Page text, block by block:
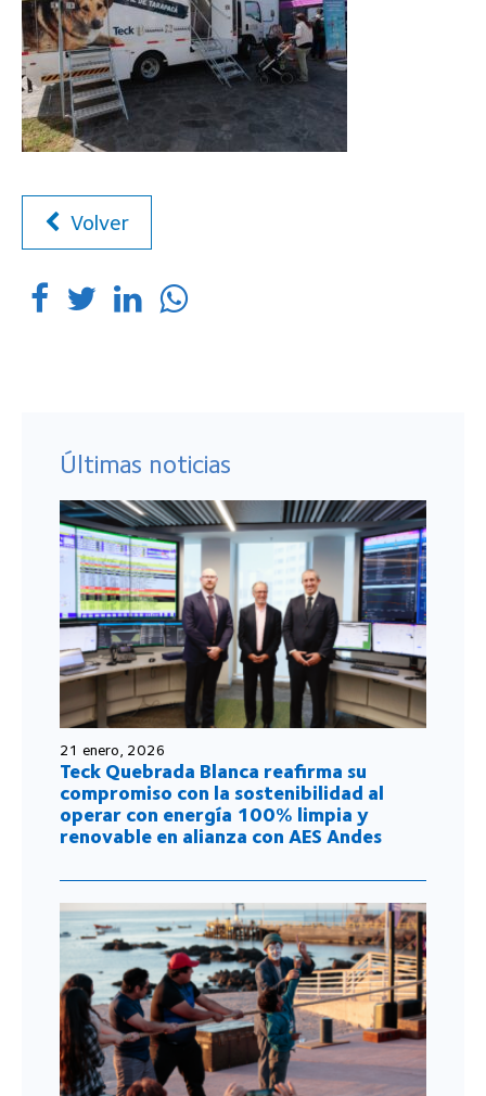
Volver
Últimas noticias
21 enero, 2026
Teck Quebrada Blanca reafirma su
compromiso con la sostenibilidad al
operar con energía 100% limpia y
renovable en alianza con AES Andes